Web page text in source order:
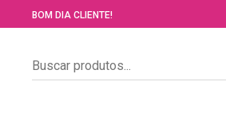
BOM DIA CLIENTE!